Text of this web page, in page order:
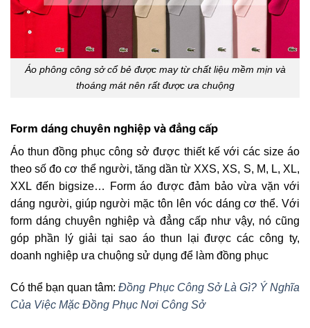
Áo phông công sở cổ bẻ được may từ chất liệu mềm mịn và
thoáng mát nên rất được ưa chuộng
Form dáng chuyên nghiệp và đẳng cấp
Áo thun đồng phục công sở được thiết kế với các size áo
theo số đo cơ thể người, tăng dần từ XXS, XS, S, M, L, XL,
XXL đến bigsize… Form áo được đảm bảo vừa vặn với
dáng người, giúp người mặc tôn lên vóc dáng cơ thể. Với
form dáng chuyên nghiệp và đẳng cấp như vậy, nó cũng
góp phần lý giải tại sao áo thun lại được các công ty,
doanh nghiệp ưa chuộng sử dụng để làm đồng phục
Có thể bạn quan tâm:Đồng Phục Công Sở Là Gì? Ý Nghĩa
Của Việc Mặc Đồng Phục Nơi Công Sở